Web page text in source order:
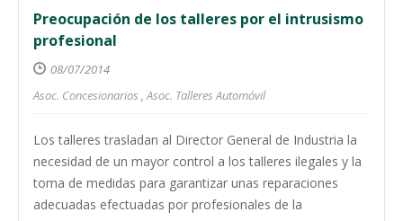
Preocupación de los talleres por el intrusismo
profesional
08/07/2014
Asoc. Concesionarios ,Asoc. Talleres Automóvil
Los talleres trasladan al Director General de Industria la
necesidad de un mayor control a los talleres ilegales y la
toma de medidas para garantizar unas reparaciones
adecuadas efectuadas por profesionales de la